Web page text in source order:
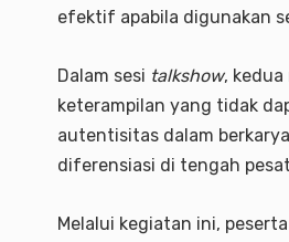
efektif apabila digunakan
Dalam sesi talkshow,
keterampilan yang tidak
autentisitas dalam
diferensiasi di tengah
Melalui kegiatan ini,